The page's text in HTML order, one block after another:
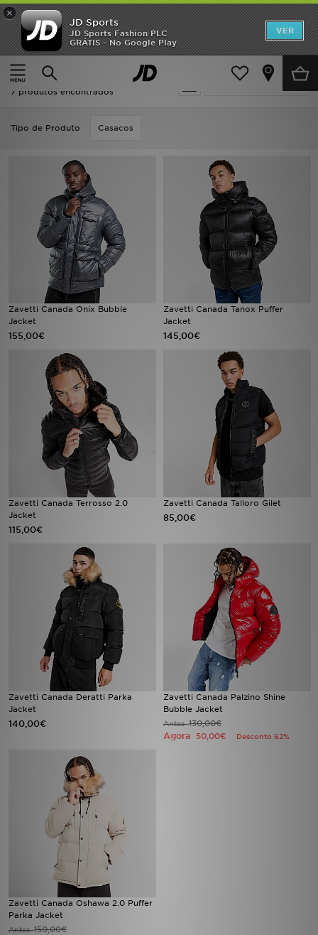
×
JD Sports
JD Sports Fashion PLC
GRÁTIS - No Google Play
VER
Página principal
Zavetti Canada Padded
Actualizar a pesquisa
Zavetti Canada Padded
7 produtos encontrados
Tipo de Produto Casacos
Zavetti Canada Onix Bubble
Jacket
155,00€
Zavetti Canada Tanox Puffer
Jacket
145,00€
Zavetti Canada Terrosso 2.0
Jacket
115,00€
Zavetti Canada Talloro Gilet
85,00€
Zavetti Canada Deratti Parka
Jacket
140,00€
Zavetti Canada Palzino Shine
Bubble Jacket
Antes130,00€
Agora 50,00€ Desconto 62%
Zavetti Canada Oshawa 2.0 Puffer
Parka Jacket
Antes150,00€
INÍCIO
Promoções
NOVIDADES
ESTILO
DESPORTO
FUTEBOL JD
VER MARCAS
MENSAGENS
MY JD
SUBSCREVE
ESTADO DO TEU PEDIDO
ATENÇÃO AO CLIENTE
FAZ DOWNLOAD DA APP
TRABALHA CONNOSCO